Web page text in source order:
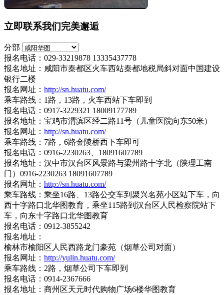
立即联系我们完美邂逅
分部
报名电话：029-33219878 13335437778
报名地址：咸阳市秦都区火车西站秦都地税局斜对面中国建设
银行二楼
报名网址： http://sn.huatu.com/
乘车路线：1路，13路，火车西站下车即到
报名电话：0917-3229321 18009177789
报名地址：宝鸡市渭滨区经二路11号（儿童医院向东50米）
报名网址： http://sn.huatu.com/
乘车路线：7路，6路金陵桥西下车即可
报名电话：0916-2230263、18091607789
报名地址：汉中市汉台区风景路与梁州路十字北（陕理工南
门）0916-2230263 18091607789
报名网址： http://sn.huatu.com/
乘车路线：乘坐16路、13路公交车到聚兴名苑小区站下车，向
西十字路口北华图教育，乘坐115路到汉台区人民检察院站下
车，向东十字路口北华图教育
报名电话：0912-3855242
报名地址：
榆林市榆阳区人民西路龙门豪苑（烟草公司对面）
报名网址： http://yulin.huatu.com/
乘车路线：2路，烟草公司下车即到
报名电话：0914-2367666
报名地址：商州区天元时代购物广场6楼华图教育